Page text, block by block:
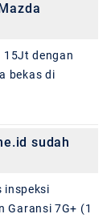
15Jt dengan
bekas di
sudah
inspeksi
Garansi 7G+ (1